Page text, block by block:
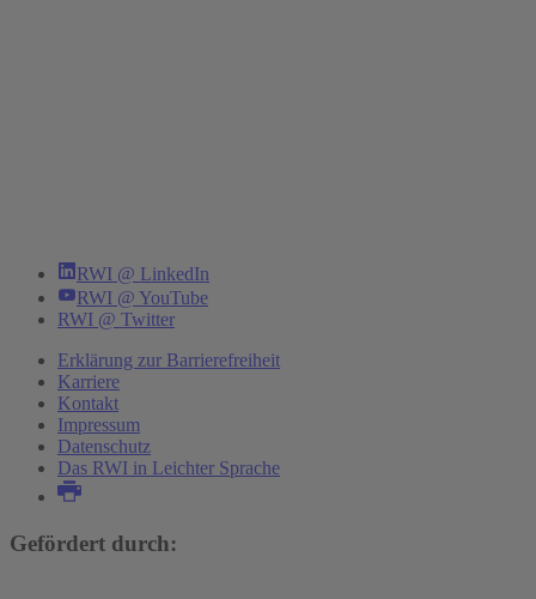
RWI @ LinkedIn
RWI @ YouTube
RWI @ Twitter
Erklärung zur Barrierefreiheit
Karriere
Kontakt
Impressum
Datenschutz
Das RWI in Leichter Sprache
Gefördert durch: